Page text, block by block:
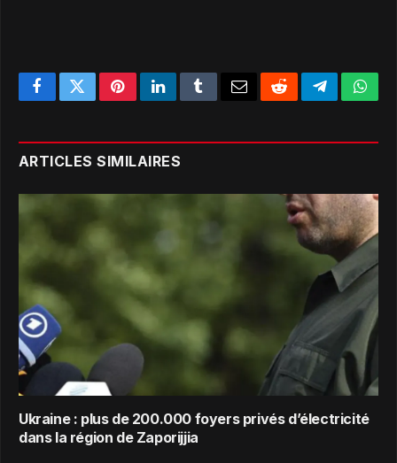
FacebookTwitterPinterestLinkedInTumblr EmailRedditTelegram
ARTICLES SIMILAIRES
Ukraine : plus de 200.000 foyers privés d’électricité
dans la région de Zaporijjia